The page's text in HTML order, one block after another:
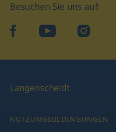
Besuchen Sie uns auf:
facebookYouTube Instagram
Langenscheidt
NUTZUNGSBEDINGUNGEN